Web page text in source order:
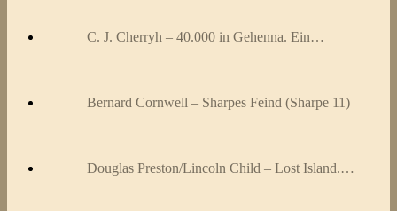
C. J. Cherryh – 40.000 in Gehenna. Ein…
Bernard Cornwell – Sharpes Feind (Sharpe 11)
Douglas Preston/Lincoln Child – Lost Island.…